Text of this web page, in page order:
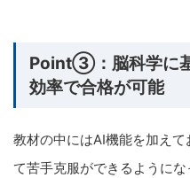
Point③：脳科学に
効率で合格が可能
教材の中にはAI機能を加え
て苦手克服ができるように